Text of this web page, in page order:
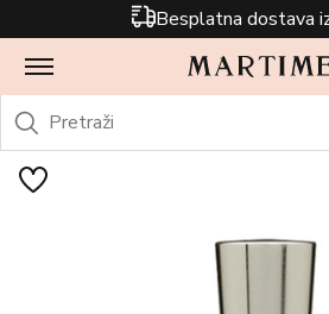
Besplatna dostava